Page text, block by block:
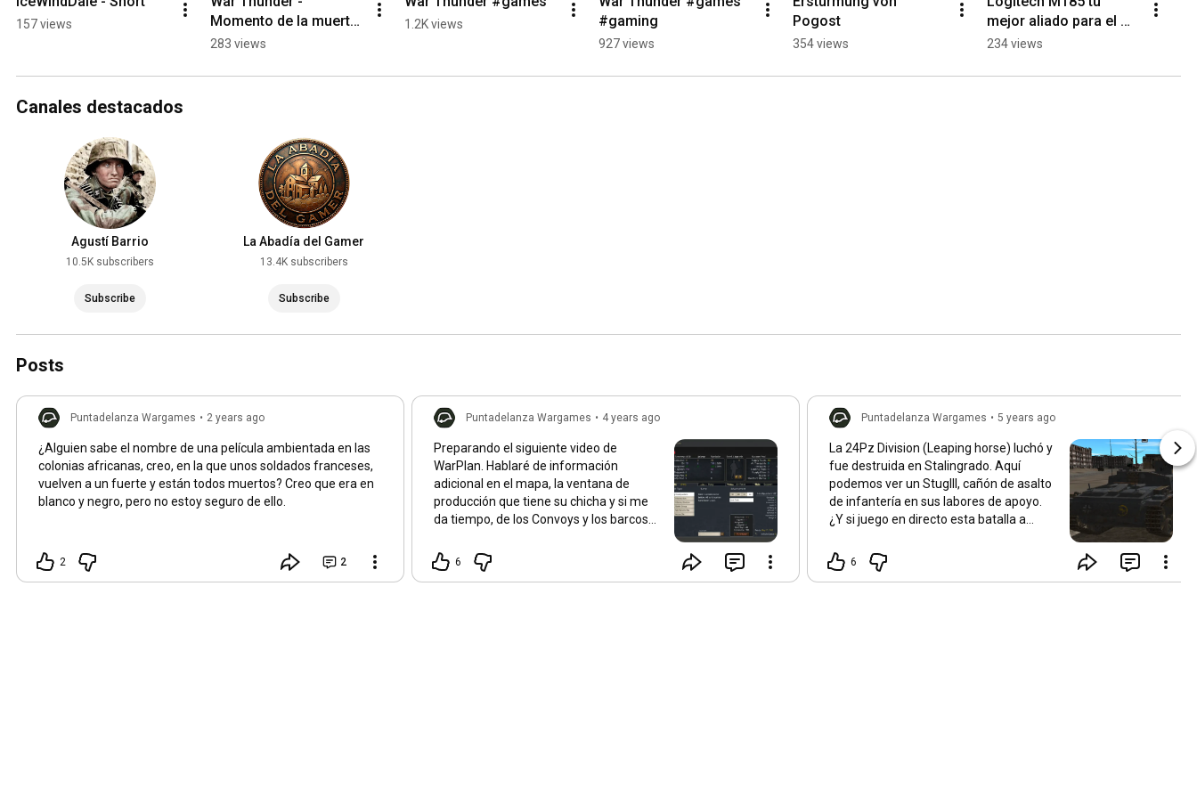
157 views
Momento de la muerte.
#games
283 views
1.2K views
#gaming
927 views
Pogost
354 views
mejor aliado para el
home office #logitech
234 views
Canales destacados
Agustí Barrio
10.5K subscribers
Subscribe
La Abadía del Gamer
13.4K subscribers
Subscribe
Posts
Puntadelanza Wargames • 2 years ago
¿Alguien sabe el nombre de una película ambientada en las
colonias africanas, creo, en la que unos soldados franceses,
vuelven a un fuerte y están todos muertos? Creo que era en
blanco y negro, pero no estoy seguro de ello.
2 2
Puntadelanza Wargames • 4 years ago
Preparando el siguiente video de
WarPlan. Hablaré de información
adicional en el mapa, la ventana de
producción que tiene su chicha y si me
da tiempo, de los Convoys y los barcos
6
Puntadelanza Wargames • 5 years ago
La 24Pz Division (Leaping horse) luchó y
fue destruida en Stalingrado. Aquí
podemos ver un StugIII, cañón de asalto
de infantería en sus labores de apoyo.
¿Y si juego en directo esta batalla a
Mission Red Thunder.
#CombatMission
6